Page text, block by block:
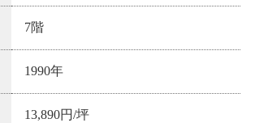
7階
1990年
13,890円/坪